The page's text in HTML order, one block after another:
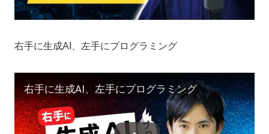
右手に生成AI、左手にプログラミング
右手に生成AI、左手にプログラミング